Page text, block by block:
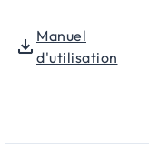
Manuel
d'utilisation